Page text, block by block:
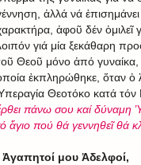
ἀλλά νά
ἀφοῦ δέν ὁμιλεῖ
γιά μία ξεκάθαρη
Θεοῦ μόνο ἀπό
ἐκπληρώθηκε, ὅταν ὁ
Θεοτόκο κατά τόν
πάνω σου καί δύναμη
ἅγιο πού θά γεννηθεῖ θά
Ἀγαπητοί μου Ἀδελφοί,